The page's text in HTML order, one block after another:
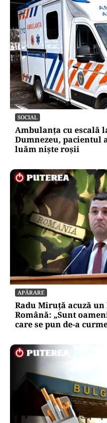
SOCIAL
Ambulanța cu escală
Dumnezeu, pacientul
luăm niște roșii
APĂRARE
Radu Miruță acuză
Română: „Sunt
care se pun de-a